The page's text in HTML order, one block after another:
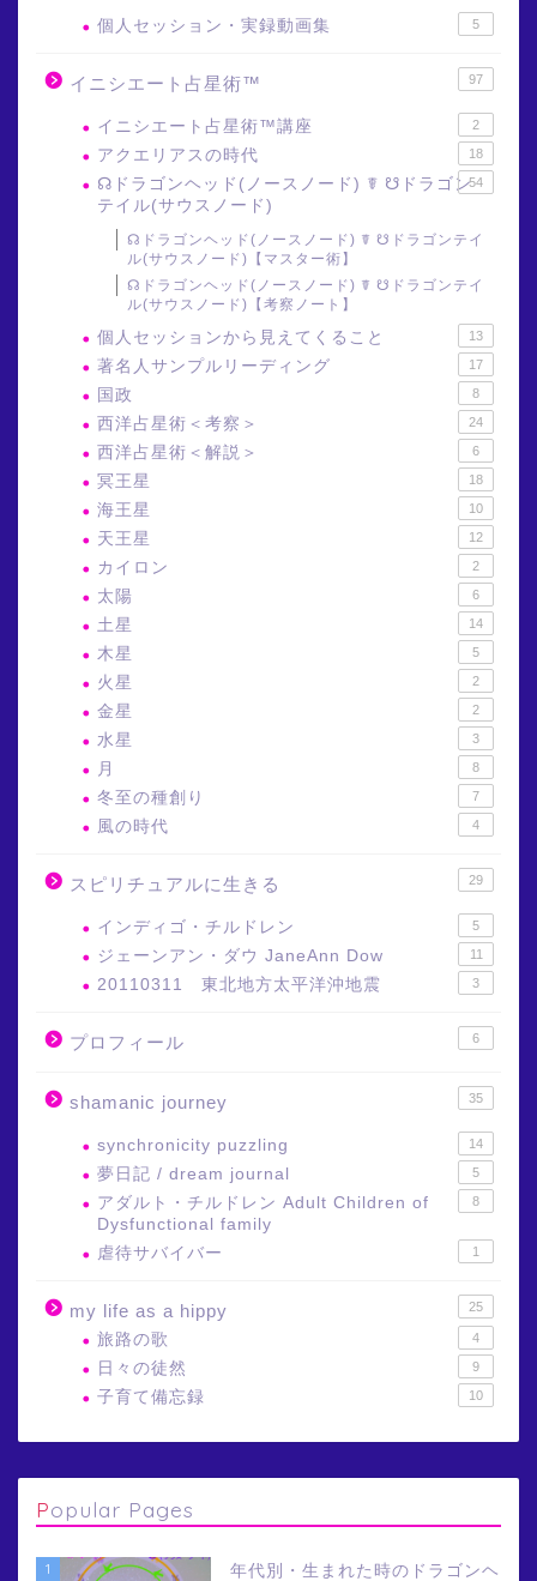
個人セッション・実録動画集 5
イニシエート占星術™ 97
イニシエート占星術™講座 2
アクエリアスの時代 18
☊ドラゴンヘッド(ノースノード) ☤ ☋ドラゴン
テイル(サウスノード)
54
☊ドラゴンヘッド(ノースノード) ☤ ☋ドラゴンテイ
ル(サウスノード)【マスター術】
☊ドラゴンヘッド(ノースノード) ☤ ☋ドラゴンテイ
ル(サウスノード)【考察ノート】
個人セッションから見えてくること 13
著名人サンプルリーディング 17
国政 8
西洋占星術＜考察＞ 24
西洋占星術＜解説＞ 6
冥王星 18
海王星 10
天王星 12
カイロン 2
太陽 6
土星 14
木星 5
火星 2
金星 2
水星 3
月 8
冬至の種創り 7
風の時代 4
スピリチュアルに生きる 29
インディゴ・チルドレン 5
ジェーンアン・ダウ JaneAnn Dow 11
20110311 東北地方太平洋沖地震 3
プロフィール 6
shamanic journey 35
synchronicity puzzling 14
夢日記 / dream journal 5
アダルト・チルドレン Adult Children of
Dysfunctional family
8
虐待サバイバー 1
my life as a hippy 25
旅路の歌 4
日々の徒然 9
子育て備忘録 10
Popular Pages
1
年代別・生まれた時のドラゴンヘ